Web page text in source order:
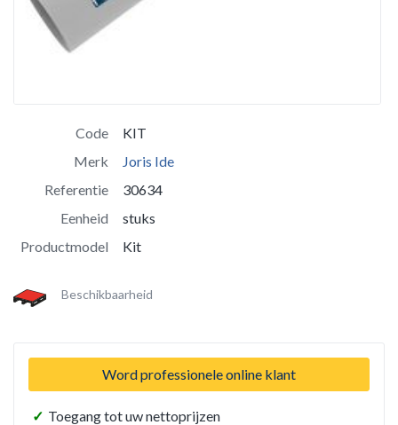
Code
KIT
Merk
Joris Ide
Referentie
30634
Eenheid
stuks
Productmodel
Kit
Beschikbaarheid
Word professionele online klant
✓ Toegang tot uw nettoprijzen